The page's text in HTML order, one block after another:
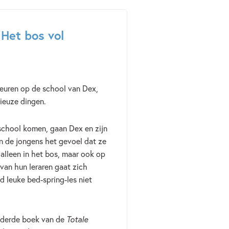
bos vol
op de school van Dex,
dingen.
komen, gaan Dex en zijn
de jongens het gevoel dat ze
in het bos, maar ook op
hun leraren gaat zich
leuke bed-spring-les niet
boek van de Totale